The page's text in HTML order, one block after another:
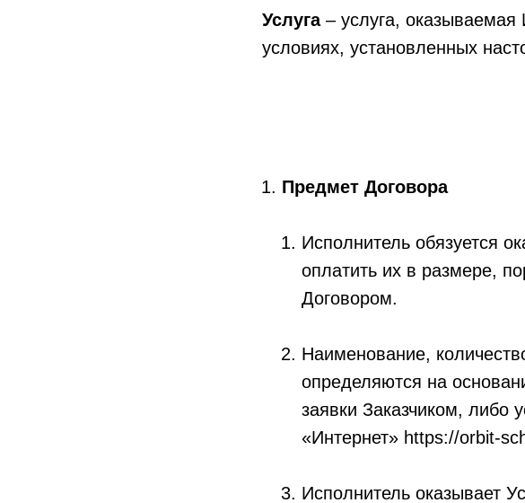
Услуга– услуга, оказываемая
условиях, установленных
Предмет Договора
Исполнитель обязуется
оплатить их в размере,
Договором.
Наименование,
определяются на
заявки Заказчиком, либо
«Интернет» https://orbit-
Исполнитель оказывает